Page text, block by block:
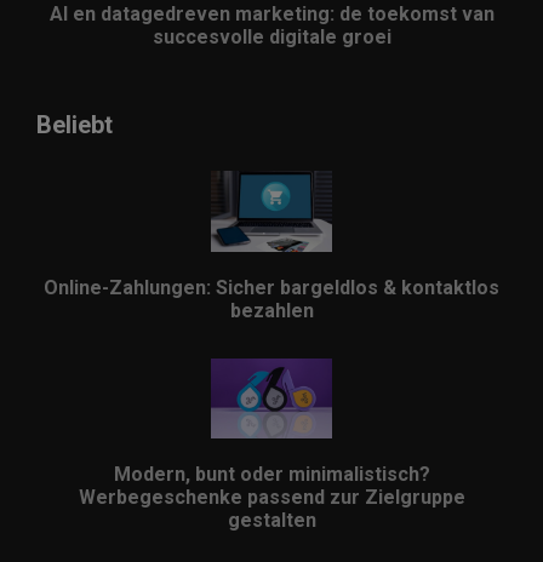
AI en datagedreven marketing: de toekomst van
succesvolle digitale groei
Beliebt
Online-Zahlungen: Sicher bargeldlos & kontaktlos
bezahlen
Modern, bunt oder minimalistisch?
Werbegeschenke passend zur Zielgruppe
gestalten